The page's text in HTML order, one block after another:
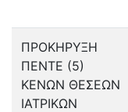
ΠΡΟΚΗΡΥΞΗ
ΠΕΝΤΕ (5)
ΚΕΝΩΝ ΘΕΣΕΩΝ
ΙΑΤΡΙΚΩΝ